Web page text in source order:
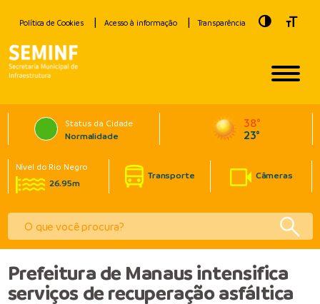
Política de Cookies Acesso à informação Transparência Toggle
Status da Cidade
Normalidade
38°
23°
Nível do Rio Negro
26.95m
Transporte Câmeras
Prefeitura de Manaus intensifica
serviços de recuperação asfáltica